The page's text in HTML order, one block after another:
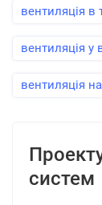
вентиляція в
вентиляція у
вентиляція
систем